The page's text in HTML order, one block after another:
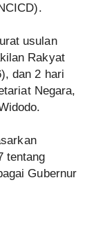
usulan
Rakyat
dan 2 hari
Negara,
tentang
Gubernur